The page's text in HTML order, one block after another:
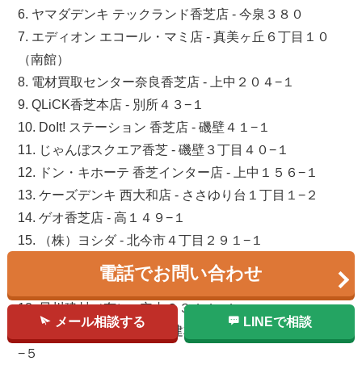
6. ヤマダデンキ テックランド香芝店 - 今泉３８０
7. エディオン エコール・マミ店 - 真美ヶ丘６丁目１０
（南館）
8. 電材買取センター奈良香芝店 - 上中２０４−１
9. QLiCK香芝本店 - 別所４３−１
10. DoIt! ステーション 香芝店 - 磯壁４１−１
11. じゃんぼスクエア香芝 - 磯壁３丁目４０−１
12. ドン・キホーテ 香芝インター店 - 上中１５６−１
13. ケーズデンキ 西大和店 - ささゆり台１丁目１−２
14. ゲオ香芝店 - 高１４９−１
15. （株）ヨシダ - 北今市４丁目２９１−１
16. 山口建材（株） - 下田西２丁目９−２９
17. （株）丸国林業 - 別所５
18. 早川建材（有） - 穴虫３３１１−１
19. コーナンPRO香芝店（建材扱い） - 下田西２丁目２
−５
電話でお問い合わせ
メール相談する LINEで相談